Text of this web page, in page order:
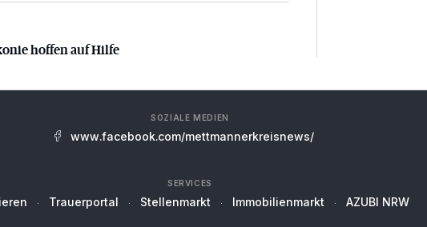
hoffen auf Hilfe
hoffen auf Hilfe
SOZIALE MEDIEN
www.facebook.com/mettmannerkreisnews/
SERVICES
Trauerportal Stellenmarkt Immobilienmarkt AZUBI NRW